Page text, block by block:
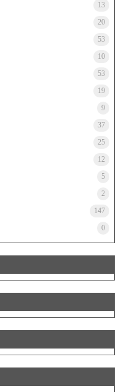
13
20
53
10
53
19
9
37
25
12
5
2
147
0